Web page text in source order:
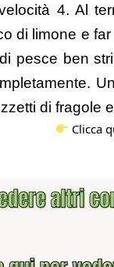
4. Al
di limone e
pesce ben
di fragole
Clicca